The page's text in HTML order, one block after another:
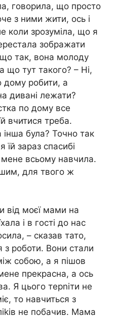
говорила, що просто
з ними жити, ось і
коли зрозуміла, що я
зображати
що так, вона молоду
що тут такого? – Ні,
дому робити, а
дивані лежати?
по дому все
вчитися треба.
була? Точно так
зараз спасибі
мене всьому навчила.
для твого ж
моєї мами на
і в гості до нас
– сказав тато,
з роботи. Вони стали
собою, а я пішов
прекрасна, а ось
Я цього терnіти не
то навчиться з
не побачив. Мама